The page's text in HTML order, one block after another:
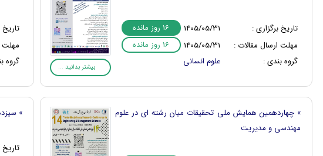
تاریخ برگزاری : 1405/05/31
16 روز مانده
مهلت ارسال مقالات :
1405/05/31
16 روز مانده
گروه بندی :
علوم انسانی بیشتر بدانید ...
تاریخ
مهلت
گروه
» چهاردهمین همایش ملی تحقیقات میان رشته ای در علوم
مهندسی و مدیریت
»
تاریخ